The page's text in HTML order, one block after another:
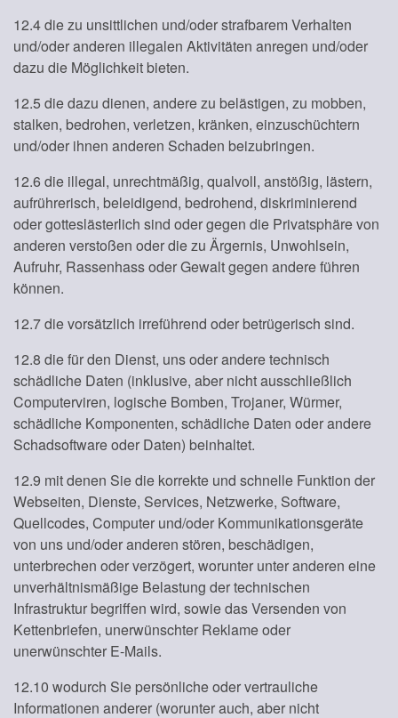
12.4 die zu unsittlichen und/oder strafbarem Verhalten
und/oder anderen illegalen Aktivitäten anregen und/oder
dazu die Möglichkeit bieten.
12.5 die dazu dienen, andere zu belästigen, zu mobben,
stalken, bedrohen, verletzen, kränken, einzuschüchtern
und/oder ihnen anderen Schaden beizubringen.
12.6 die illegal, unrechtmäßig, qualvoll, anstößig, lästern,
aufrührerisch, beleidigend, bedrohend, diskriminierend
oder gotteslästerlich sind oder gegen die Privatsphäre von
anderen verstoßen oder die zu Ärgernis, Unwohlsein,
Aufruhr, Rassenhass oder Gewalt gegen andere führen
können.
12.7 die vorsätzlich irreführend oder betrügerisch sind.
12.8 die für den Dienst, uns oder andere technisch
schädliche Daten (inklusive, aber nicht ausschließlich
Computerviren, logische Bomben, Trojaner, Würmer,
schädliche Komponenten, schädliche Daten oder andere
Schadsoftware oder Daten) beinhaltet.
12.9 mit denen Sie die korrekte und schnelle Funktion der
Webseiten, Dienste, Services, Netzwerke, Software,
Quellcodes, Computer und/oder Kommunikationsgeräte
von uns und/oder anderen stören, beschädigen,
unterbrechen oder verzögert, worunter unter anderen eine
unverhältnismäßige Belastung der technischen
Infrastruktur begriffen wird, sowie das Versenden von
Kettenbriefen, unerwünschter Reklame oder
unerwünschter E-Mails.
12.10 wodurch Sie persönliche oder vertrauliche
Informationen anderer (worunter auch, aber nicht